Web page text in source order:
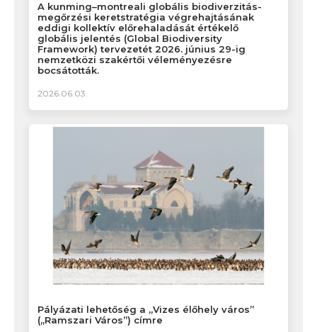
A kunming–montreali globális biodiverzitás-
megőrzési keretstratégia végrehajtásának
eddigi kollektív előrehaladását értékelő
globális jelentés (Global Biodiversity
Framework) tervezetét 2026. június 29-ig
nemzetközi szakértői véleményezésre
bocsátották.
2026.06.03.
Pályázati lehetőség a „Vizes élőhely város”
(„Ramszari Város”) címre